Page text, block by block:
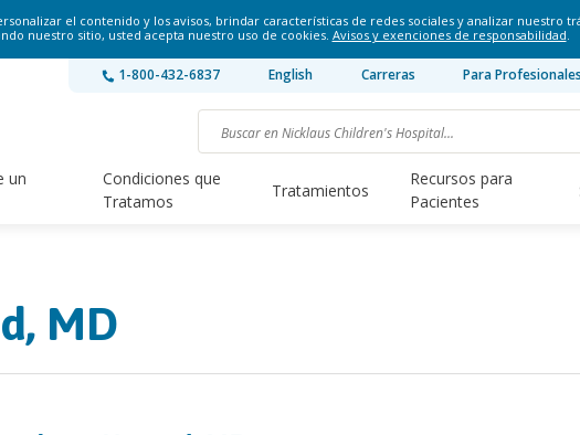
el contenido y los avisos, brindar características de redes sociales y analizar nuestro
nuestro sitio, usted acepta nuestro uso de cookies. Avisos y exenciones de responsabilidad.
1-800-432-6837 English Carreras Para
un
Condiciones que
Tratamos
Tratamientos
Recursos para
Pacientes
MD